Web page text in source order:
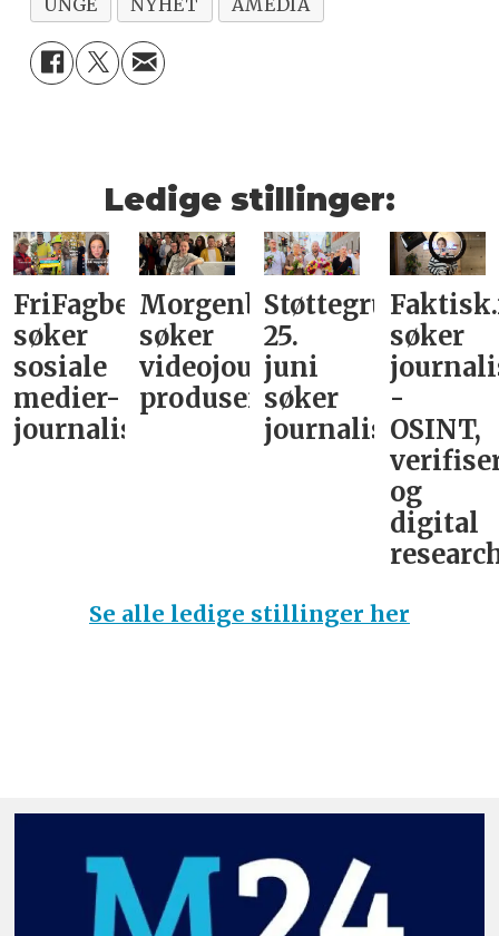
Ledige stillinger:
FriFagbevegelse
søker
sosiale
medier-
journalist
Morgenbladet
søker
videojournalist/podkast-
produsent
Støttegruppa
25.
juni
søker
journalist
søker
-
OSINT,
og
digital
Se alle ledige stillinger her